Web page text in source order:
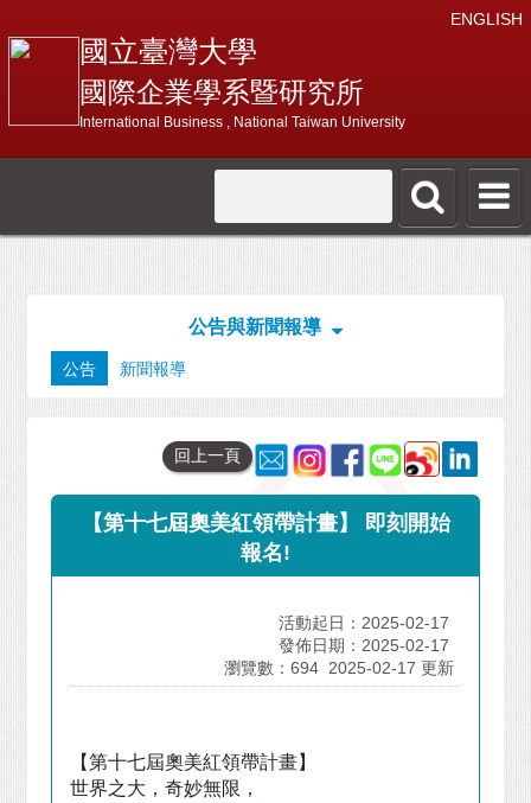
ENGLISH
國立臺灣大學
國際企業學系暨研究所
International Business , National Taiwan University
公告與新聞報導
公告 新聞報導
回上一頁
【第十七屆奧美紅領帶計畫】 即刻開始
報名!
活動起日：2025-02-17
發佈日期：2025-02-17
瀏覽數：694 2025-02-17 更新
【第十七屆奧美紅領帶計畫】
世界之大，奇妙無限，